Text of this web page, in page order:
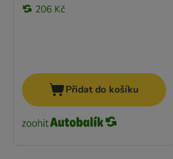
206 Kč
Přidat do košíku